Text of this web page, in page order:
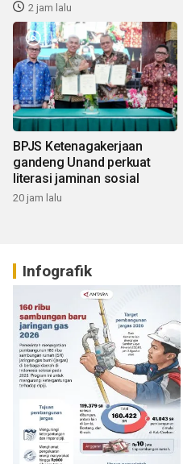
2 jam lalu
BPJS Ketenagakerjaan
gandeng Unand perkuat
literasi jaminan sosial
20 jam lalu
Infografik